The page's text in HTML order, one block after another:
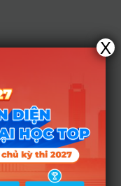
X